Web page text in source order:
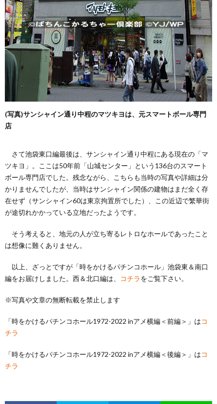
(写真)サンシャイン通り中程のマツキヨは、元スマートボール専門
店
さて池袋東口編最後は、サンシャイン通り中程にある現在の「マ
ツキヨ」。ここは50年前「山城センター」という136台のスマート
ボール専門店でした。残念ながら、こちらも当時の写真や詳細は分
かりませんでしたが、当時はサンシャイン関係の建物はまだ全く存
在せず（サンシャイン60は東京拘置所でした）、この近辺で繁華街
が途切れかかっている立地だったようです。
そう考えると、地元の人が立ち寄るレトロなホールであったこと
は想像に難くありません。
以上、ざっとですが「時をかけるパチンコホール」池袋東＆南口
編をお届けしました。西＆北口編は、
コチラをご覧下さい。
※写真や文章の無断転載を禁止します
「時をかけるパチンコホール1972-2022 inアメ横編＜前編＞」はコ
チラ
「時をかけるパチンコホール1972-2022 inアメ横編＜後編＞」はコ
チラ